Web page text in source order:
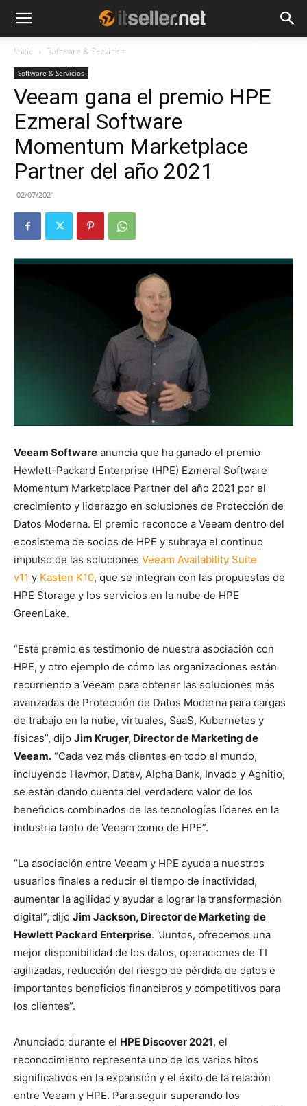
NOTICIAS TENDENCIAS
Inicio Software & Servicios
Software & Servicios
Veeam gana el premio HPE
Ezmeral Software
Momentum Marketplace
Partner del año 2021
02/07/2021
Veeam Software anuncia que ha ganado el premio
Hewlett-Packard Enterprise (HPE) Ezmeral Software
Momentum Marketplace Partner del año 2021 por el
crecimiento y liderazgo en soluciones de Protección de
Datos Moderna. El premio reconoce a Veeam dentro del
ecosistema de socios de HPE y subraya el continuo
impulso de las soluciones Veeam Availability Suite
v11 y Kasten K10, que se integran con las propuestas de
HPE Storage y los servicios en la nube de HPE
GreenLake.
“Este premio es testimonio de nuestra asociación con
HPE, y otro ejemplo de cómo las organizaciones están
recurriendo a Veeam para obtener las soluciones más
avanzadas de Protección de Datos Moderna para cargas
de trabajo en la nube, virtuales, SaaS, Kubernetes y
físicas”, dijo Jim Kruger, Director de Marketing de
Veeam. “Cada vez más clientes en todo el mundo,
incluyendo Havmor, Datev, Alpha Bank, Invado y Agnitio,
se están dando cuenta del verdadero valor de los
beneficios combinados de las tecnologías líderes en la
industria tanto de Veeam como de HPE”.
“La asociación entre Veeam y HPE ayuda a nuestros
usuarios finales a reducir el tiempo de inactividad,
aumentar la agilidad y ayudar a lograr la transformación
digital”, dijo Jim Jackson, Director de Marketing de
Hewlett Packard Enterprise. “Juntos, ofrecemos una
mejor disponibilidad de los datos, operaciones de TI
agilizadas, reducción del riesgo de pérdida de datos e
importantes beneficios financieros y competitivos para
los clientes”.
Anunciado durante el HPE Discover 2021, el
reconocimiento representa uno de los varios hitos
significativos en la expansión y el éxito de la relación
entre Veeam y HPE. Para seguir superando los